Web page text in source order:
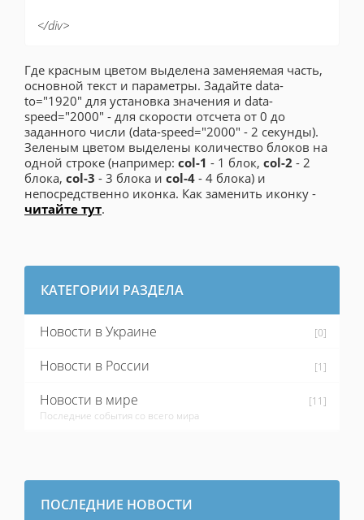
</div>
Где красным цветом выделена заменяемая часть,
основной текст и параметры. Задайте data-
to="1920" для установка значения и data-
speed="2000" - для скорости отсчета от 0 до
заданного числи (data-speed="2000" - 2 секунды).
Зеленым цветом выделены количество блоков на
одной строке (например: col-1 - 1 блок, col-2 - 2
блока, col-3 - 3 блока и col-4 - 4 блока) и
непосредственно иконка. Как заменить иконку -
читайте тут.
КАТЕГОРИИ РАЗДЕЛА
Новости в Украине [0]
Новости в России [1]
Новости в мире
[11]
Последние события со всего мира
ПОСЛЕДНИЕ НОВОСТИ